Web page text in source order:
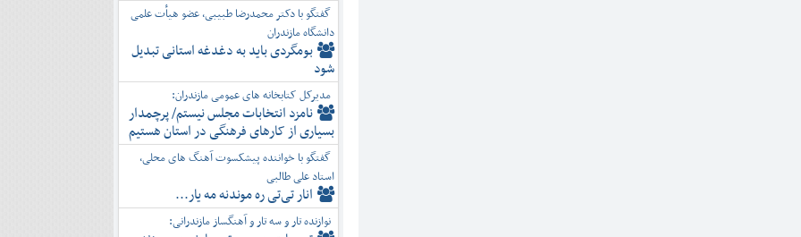
گفتگو با دکتر محمدرضا طبیبی، عضو هیأت علمی
دانشگاه مازندران
بومگردی باید به دغدغه استانی تبدیل
شود
مدیرکل کتابخانه های عمومی مازندران:
نامزد انتخابات مجلس نیستم/ پرچمدار
بسیاری از کارهای فرهنگی در استان هستیم
گفتگو با خواننده پیشکسوت آهنگ های محلی،
استاد علی طالبی
انار تی‌تی ره موندنه مه یار...
نوازنده تار و سه تار و آهنگساز مازندرانی: